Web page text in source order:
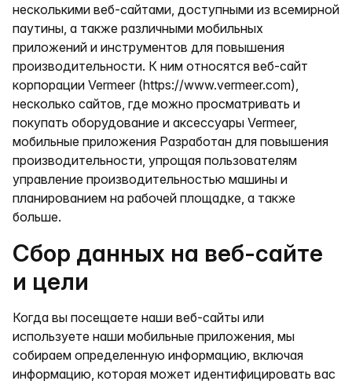
несколькими веб-сайтами, доступными из всемирной
паутины, а также различными мобильных
приложений и инструментов для повышения
производительности. К ним относятся веб-сайт
корпорации Vermeer (https://www.vermeer.com),
несколько сайтов, где можно просматривать и
покупать оборудование и аксессуары Vermeer,
мобильные приложения Разработан для повышения
производительности, упрощая пользователям
управление производительностью машины и
планированием на рабочей площадке, а также
больше.
Сбор данных на веб-сайте
и цели
Когда вы посещаете наши веб-сайты или
используете наши мобильные приложения, мы
собираем определенную информацию, включая
информацию, которая может идентифицировать вас